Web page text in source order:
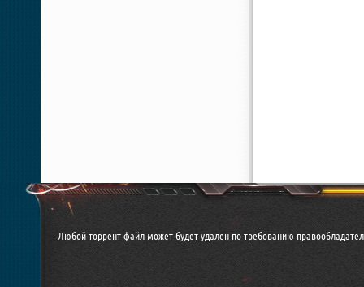
Любой торрент файл может будет удален по требованию